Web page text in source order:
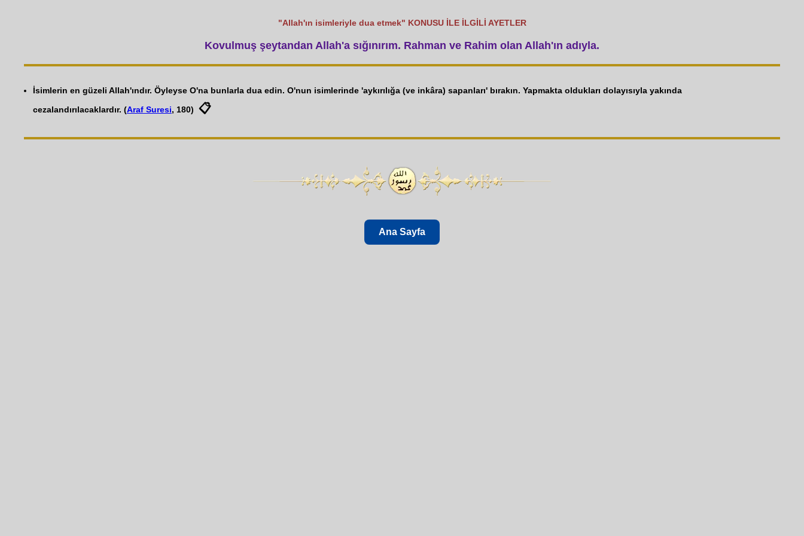
"Allah'ın isimleriyle dua etmek" KONUSU İLE İLGİLİ AYETLER
Kovulmuş şeytandan Allah'a sığınırım. Rahman ve Rahim olan Allah'ın adıyla.
İsimlerin en güzeli Allah'ındır. Öyleyse O'na bunlarla dua edin. O'nun isimlerinde 'aykırılığa (ve inkâra) sapanları' bırakın. Yapmakta oldukları dolayısıyla yakında
cezalandırılacaklardır. (Araf Suresi, 180) 📋
Ana Sayfa